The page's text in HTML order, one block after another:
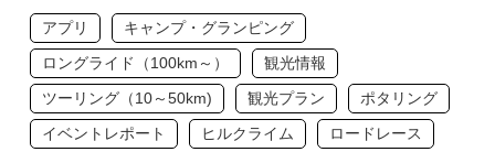
アプリ
キャンプ・グランピング
ロングライド（100km～）
観光情報
ツーリング（10～50km)
観光プラン
ポタリング
イベントレポート
ヒルクライム
ロードレース